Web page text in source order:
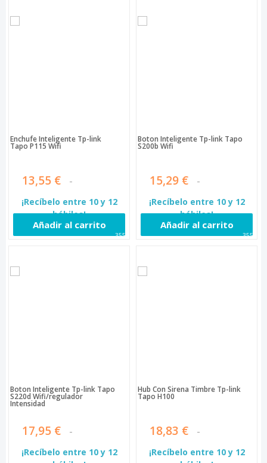
Enchufe Inteligente Tp-link
Tapo P115 Wifi
13,55 €
¡Recíbelo entre 10 y 12
hábiles!
Añadir al carrito
3554
Boton Inteligente Tp-link Tapo
S200b Wifi
15,29 €
¡Recíbelo entre 10 y 12
hábiles!
Añadir al carrito
3555
Boton Inteligente Tp-link Tapo
S220d Wifi/regulador
Intensidad
17,95 €
¡Recíbelo entre 10 y 12
Hub Con Sirena Timbre Tp-link
Tapo H100
18,83 €
¡Recíbelo entre 10 y 12